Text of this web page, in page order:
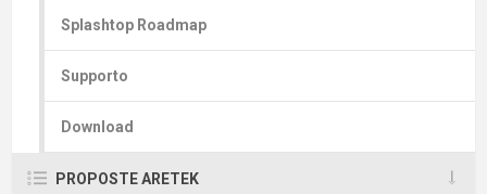
Splashtop Roadmap
Supporto
Download
PROPOSTE ARETEK